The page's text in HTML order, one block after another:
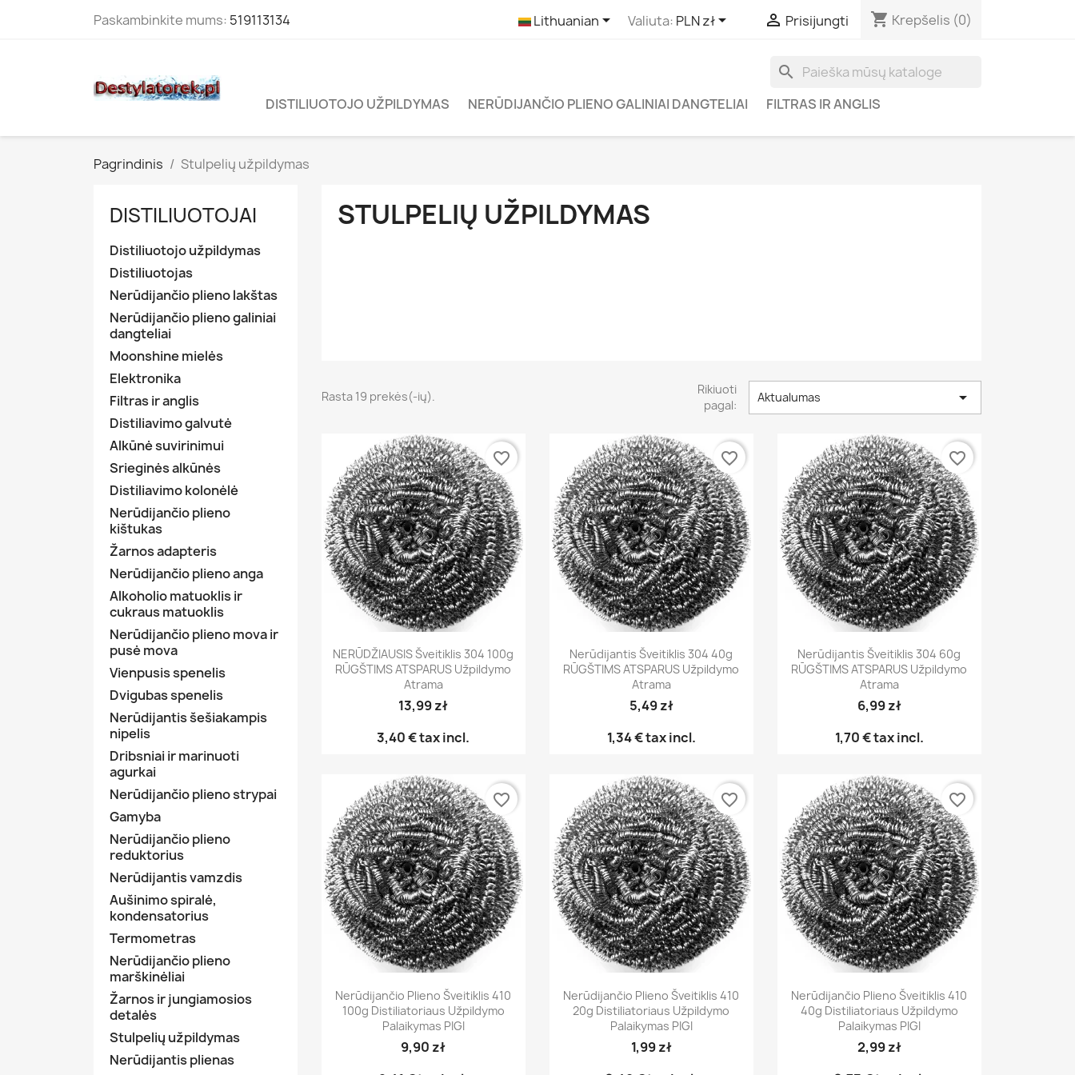
Paskambinkite mums: 519113134 Lithuanian Valiuta: PLN zł  Prisijungti shopping_cart Krepšelis (0)
search
DISTILIUOTOJO UŽPILDYMAS NERŪDIJANČIO PLIENO GALINIAI DANGTELIAI FILTRAS IR ANGLIS
Pagrindinis Stulpelių užpildymas
DISTILIUOTOJAI
Distiliuotojo užpildymas
Distiliuotojas
Nerūdijančio plieno lakštas
Nerūdijančio plieno galiniai
dangteliai
Moonshine mielės
Elektronika
Filtras ir anglis
Distiliavimo galvutė
Alkūnė suvirinimui
Srieginės alkūnės
Distiliavimo kolonėlė
Nerūdijančio plieno
kištukas
Žarnos adapteris
Nerūdijančio plieno anga
Alkoholio matuoklis ir
cukraus matuoklis
Nerūdijančio plieno mova ir
pusė mova
Vienpusis spenelis
Dvigubas spenelis
Nerūdijantis šešiakampis
nipelis
Dribsniai ir marinuoti
agurkai
Nerūdijančio plieno strypai
Gamyba
Nerūdijančio plieno
reduktorius
Nerūdijantis vamzdis
Aušinimo spiralė,
kondensatorius
Termometras
Nerūdijančio plieno
marškinėliai
Žarnos ir jungiamosios
detalės
Stulpelių užpildymas
Nerūdijantis plienas
STULPELIŲ UŽPILDYMAS
Rasta 19 prekės(-ių).
Rikiuoti
pagal:
Aktualumas 
Greita peržiūra
NERŪDŽIAUSIS Šveitiklis 304 100g
RŪGŠTIMS ATSPARUS Užpildymo
Atrama
13,99 zł
3,40 €tax incl.
favorite_border
Greita peržiūra
Nerūdijantis Šveitiklis 304 40g
RŪGŠTIMS ATSPARUS Užpildymo
Atrama
5,49 zł
1,34 €tax incl.
favorite_border
Greita peržiūra
Nerūdijantis Šveitiklis 304 60g
RŪGŠTIMS ATSPARUS Užpildymo
Atrama
6,99 zł
1,70 €tax incl.
favorite_border
Greita peržiūra
Nerūdijančio Plieno Šveitiklis 410
100g Distiliatoriaus Užpildymo
Palaikymas PIGI
9,90 zł
favorite_border
Greita peržiūra
Nerūdijančio Plieno Šveitiklis 410
20g Distiliatoriaus Užpildymo
Palaikymas PIGI
1,99 zł
favorite_border
Greita peržiūra
Nerūdijančio Plieno Šveitiklis 410
40g Distiliatoriaus Užpildymo
Palaikymas PIGI
2,99 zł
favorite_border